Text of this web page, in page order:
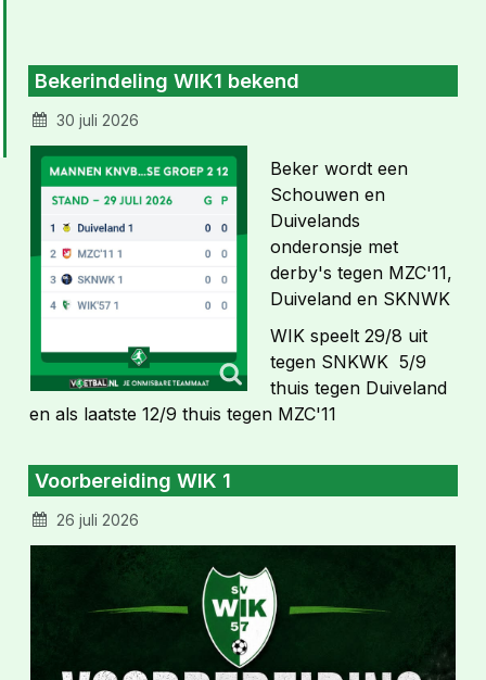
Bekerindeling WIK1 bekend
30 juli 2026
Beker wordt een
Schouwen en
Duivelands
onderonsje met
derby's tegen MZC'11,
Duiveland en SKNWK
WIK speelt 29/8 uit
tegen SNKWK 5/9
thuis tegen Duiveland
en als laatste 12/9 thuis tegen MZC'11
Voorbereiding WIK 1
26 juli 2026